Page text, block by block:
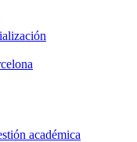
académica